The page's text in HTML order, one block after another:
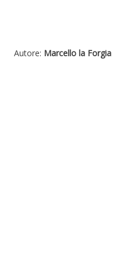
Autore: Marcello la Forgia